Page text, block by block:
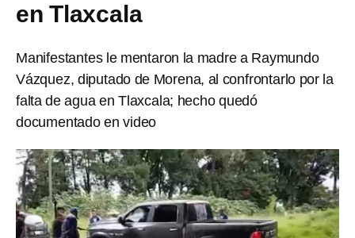
en Tlaxcala
Manifestantes le mentaron la madre a Raymundo
Vázquez, diputado de Morena, al confrontarlo por la
falta de agua en Tlaxcala; hecho quedó
documentado en video